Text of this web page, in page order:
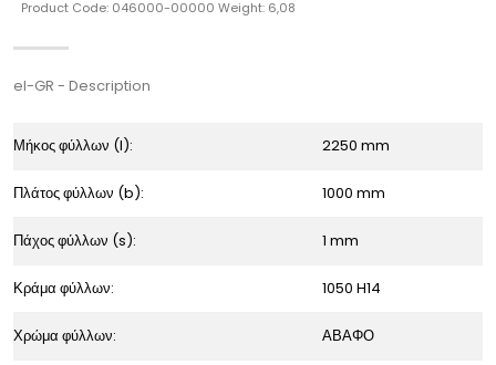
Product Code: 046000-00000 Weight: 6,08
el-GR - Description
Μήκος φύλλων (l): 2250 mm
Πλάτος φύλλων (b): 1000 mm
Πάχος φύλλων (s): 1 mm
Κράμα φύλλων: 1050 H14
Χρώμα φύλλων: ΑΒΑΦΟ